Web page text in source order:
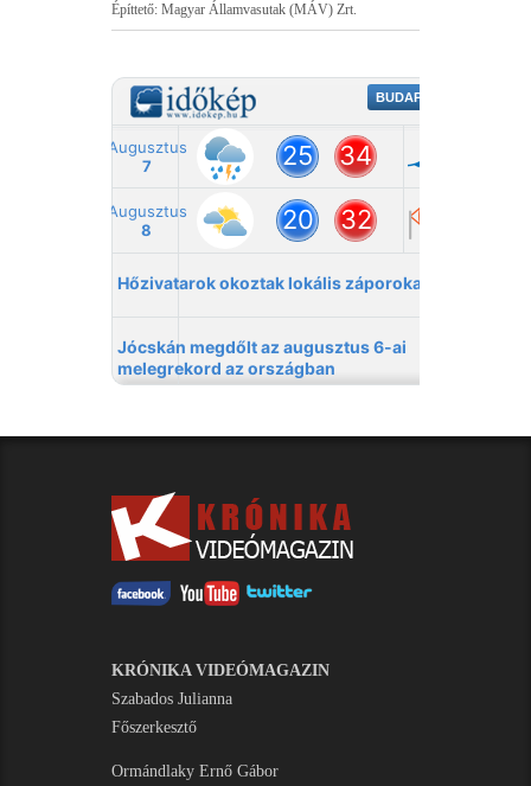
Építtető: Magyar Államvasutak (MÁV) Zrt.
KRÓNIKA VIDEÓMAGAZIN
Szabados Julianna
Főszerkesztő
Ormándlaky Ernő Gábor